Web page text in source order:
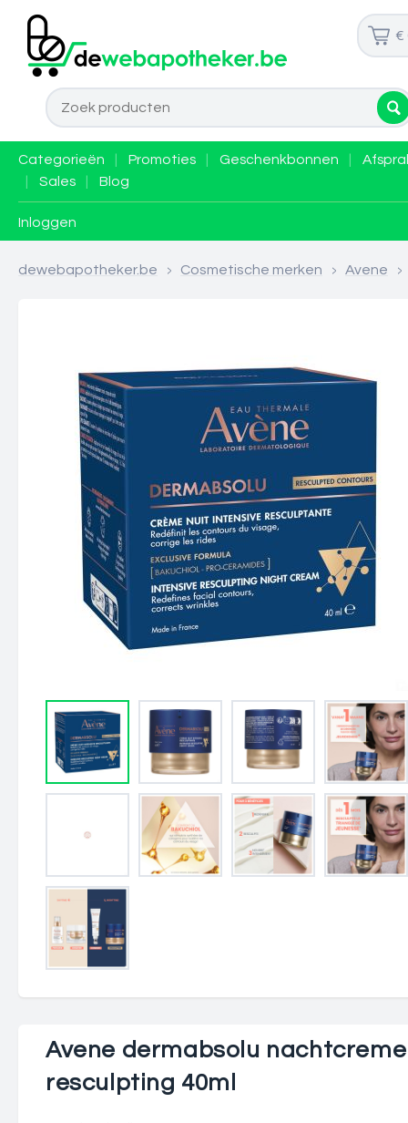
€
Categorieën Promoties Geschenkbonnen
Sales Blog
Inloggen
dewebapotheker.be > Cosmetische merken > Avene >
Avene dermabsolu nachtcreme
resculpting 40ml